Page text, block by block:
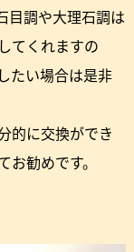
目調や大理石調は
てくれますの
たい場合は是非
的に交換ができ
勧めです。